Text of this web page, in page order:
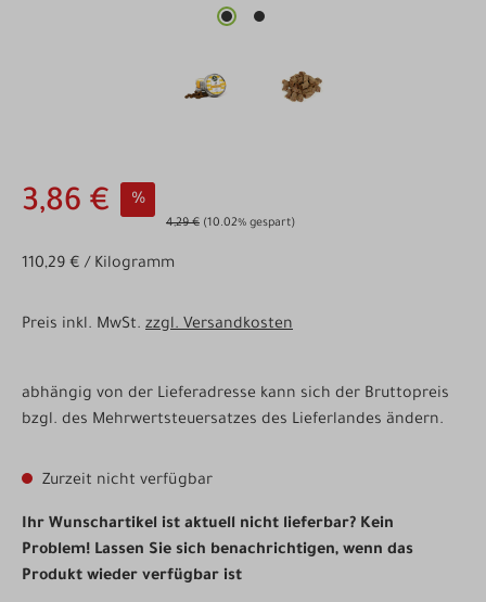
3,86 € %
4,29 € (10.02% gespart)
110,29 € / Kilogramm
Preis inkl. MwSt. zzgl. Versandkosten
abhängig von der Lieferadresse kann sich der Bruttopreis
bzgl. des Mehrwertsteuersatzes des Lieferlandes ändern.
Zurzeit nicht verfügbar
Ihr Wunschartikel ist aktuell nicht lieferbar? Kein
Problem! Lassen Sie sich benachrichtigen, wenn das
Produkt wieder verfügbar ist